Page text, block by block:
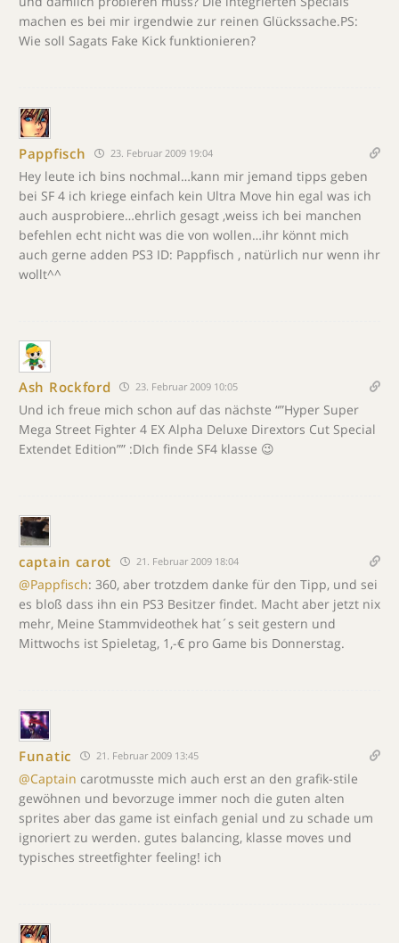
machen es bei mir irgendwie zur reinen Glückssache.PS:
Wie soll Sagats Fake Kick funktionieren?
Pappfisch 23. Februar 2009 19:04
Hey leute ich bins nochmal…kann mir jemand tipps geben
bei SF 4 ich kriege einfach kein Ultra Move hin egal was ich
auch ausprobiere…ehrlich gesagt ,weiss ich bei manchen
befehlen echt nicht was die von wollen…ihr könnt mich
auch gerne adden PS3 ID: Pappfisch , natürlich nur wenn ihr
wollt^^
Ash Rockford 23. Februar 2009 10:05
Und ich freue mich schon auf das nächste “”Hyper Super
Mega Street Fighter 4 EX Alpha Deluxe Dirextors Cut Special
Extendet Edition”” :DIch finde SF4 klasse 😉
captain carot 21. Februar 2009 18:04
@Pappfisch: 360, aber trotzdem danke für den Tipp, und sei
es bloß dass ihn ein PS3 Besitzer findet. Macht aber jetzt nix
mehr, Meine Stammvideothek hat´s seit gestern und
Mittwochs ist Spieletag, 1,-€ pro Game bis Donnerstag.
Funatic 21. Februar 2009 13:45
@Captain carotmusste mich auch erst an den grafik-stile
gewöhnen und bevorzuge immer noch die guten alten
sprites aber das game ist einfach genial und zu schade um
ignoriert zu werden. gutes balancing, klasse moves und
typisches streetfighter feeling! ich